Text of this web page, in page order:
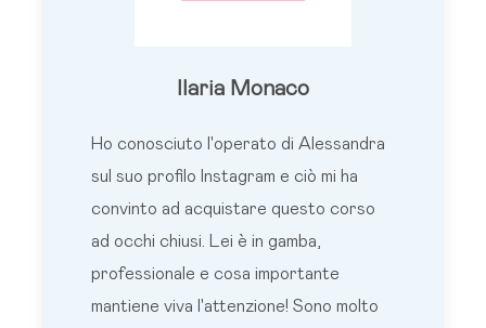
Ilaria Monaco
Ho conosciuto l'operato di Alessandra
sul suo profilo Instagram e ciò mi ha
convinto ad acquistare questo corso
ad occhi chiusi. Lei è in gamba,
professionale e cosa importante
mantiene viva l'attenzione! Sono molto